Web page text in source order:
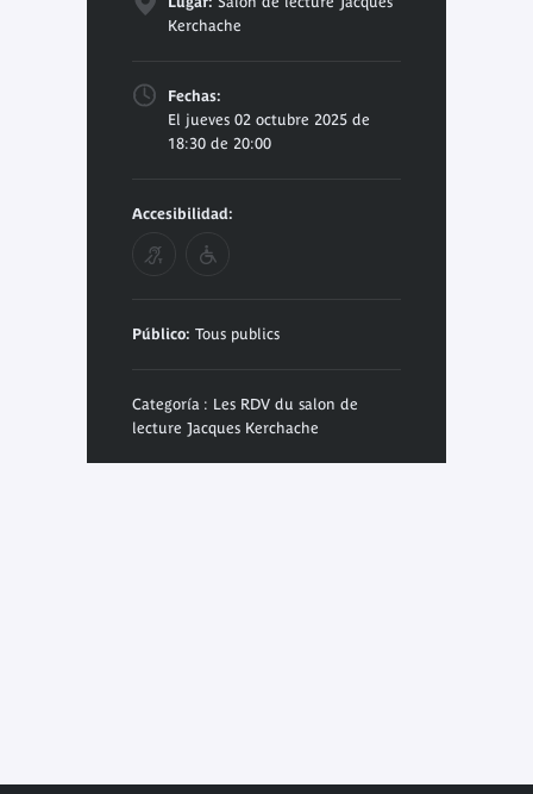
Kerchache
Fechas:
El jueves 02 octubre 2025 de
18:30 de 20:00
Accesibilidad:
Público: Tous publics
Categoría : Les RDV du salon de
lecture Jacques Kerchache